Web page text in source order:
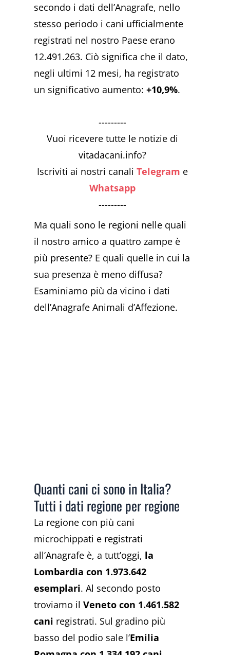
secondo i dati dell’Anagrafe, nello
stesso periodo i cani ufficialmente
registrati nel nostro Paese erano
12.491.263. Ciò significa che il dato,
negli ultimi 12 mesi, ha registrato
un significativo aumento:+10,9%.
---------
Vuoi ricevere tutte le notizie di
vitadacani.info?
Iscriviti ai nostri canaliTelegram e
Whatsapp
---------
Ma quali sono le regioni nelle quali
il nostro amico a quattro zampe è
più presente? E quali quelle in cui la
sua presenza è meno diffusa?
Esaminiamo più da vicino i dati
dell’Anagrafe Animali d’Affezione.
Quanti cani ci sono in Italia?
Tutti i dati regione per regione
La regione con più cani
microchippati e registrati
all’Anagrafe è, a tutt’oggi, la
Lombardia con 1.973.642
esemplari. Al secondo posto
troviamo ilVeneto con 1.461.582
cani registrati. Sul gradino più
basso del podio sale l’Emilia